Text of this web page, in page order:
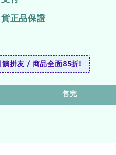
正品保證
饋拼友 / 商品全面85折!
售完